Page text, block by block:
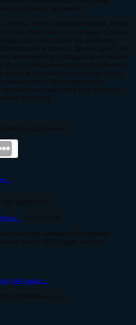
теснить человека.
что мы часто недооцениваем, может
уязвленного человека. Советы,
для обустройства рабочего
в офисе. Другое дело, что
возможность посадить всех лицом
И если общение с психотерапевтом
тихом и уютном помещении, то на
может быть притеснён
разговаривать (что само по
стресса).
с друзьями
ПО ЗАПРОСУ
01.05.2026
два года активно обсуждают
в конце 2022 года, быстро
для защи...
сопряжены с в...